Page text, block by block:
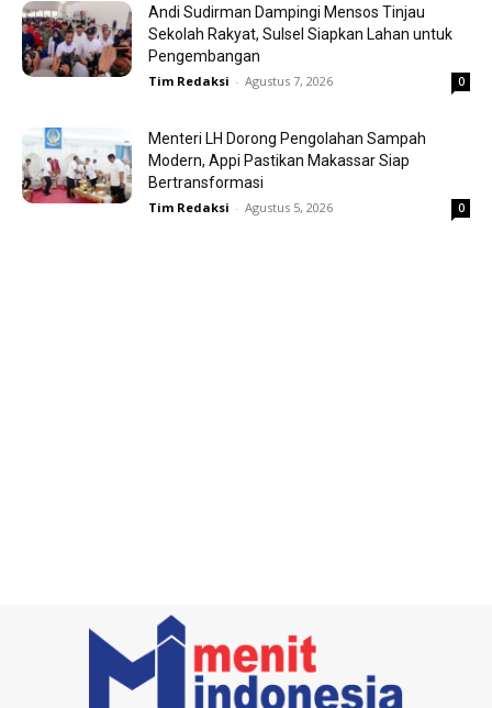
Andi Sudirman Dampingi Mensos Tinjau
Sekolah Rakyat, Sulsel Siapkan Lahan untuk
Pengembangan
Tim Redaksi - Agustus 7, 2026 0
Menteri LH Dorong Pengolahan Sampah
Modern, Appi Pastikan Makassar Siap
Bertransformasi
Tim Redaksi - Agustus 5, 2026 0